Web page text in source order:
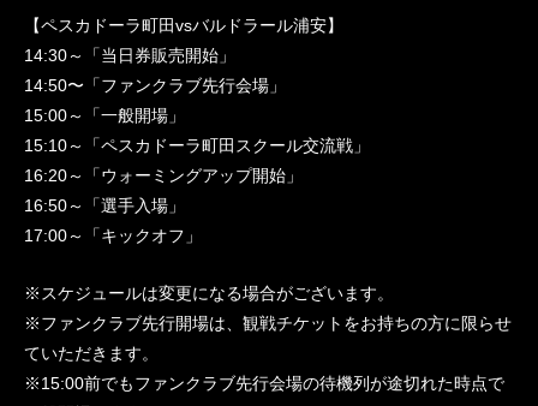
【ペスカドーラ町田vsバルドラール浦安】
14:30～「当日券販売開始」
14:50〜「ファンクラブ先行会場」
15:00～「一般開場」
15:10～「ペスカドーラ町田スクール交流戦」
16:20～「ウォーミングアップ開始」
16:50～「選手入場」
17:00～「キックオフ」
※スケジュールは変更になる場合がございます。
※ファンクラブ先行開場は、観戦チケットをお持ちの方に限らせ
ていただきます。
※15:00前でもファンクラブ先行会場の待機列が途切れた時点で